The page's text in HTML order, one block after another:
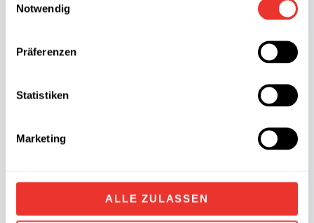
Notwendig
Präferenzen
Statistiken
Marketing
ALLE ZULASSEN